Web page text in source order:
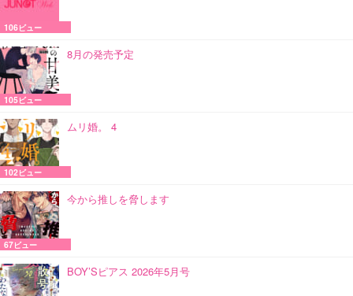
106ビュー
8月の発売予定
105ビュー
ムリ婚。 4
102ビュー
今から推しを脅します
67ビュー
BOY’Sピアス 2026年5月号